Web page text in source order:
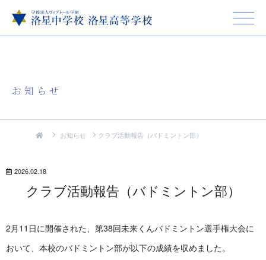
お知らせ
お知らせ クラブ活動報告（バドミントン部）
2026.02.18
クラブ活動報告（バドミントン部）
2月11日に開催された、第38回未来くんバドミントン選手権大会に
おいて、本校のバドミントン部が以下の成績を収めました。